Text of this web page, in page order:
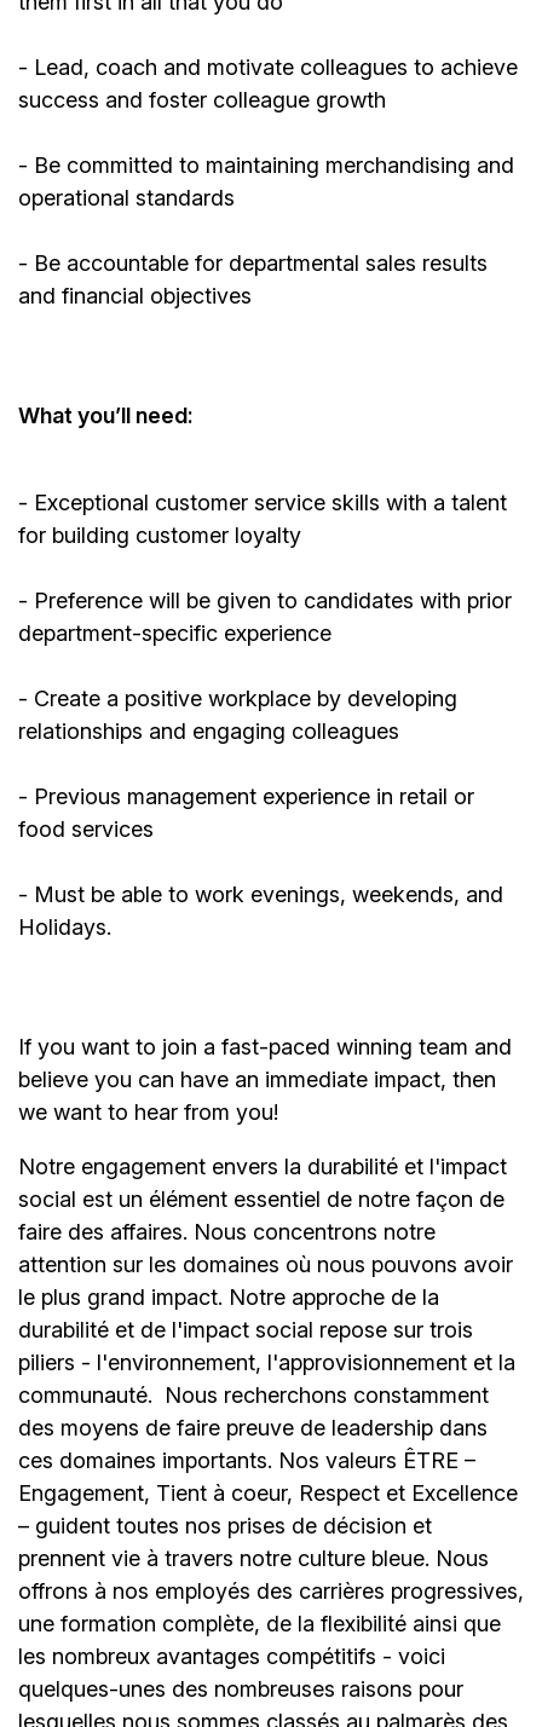
- Lead, coach and motivate colleagues to achieve
success and foster colleague growth
- Be committed to maintaining merchandising and
operational standards
- Be accountable for departmental sales results
and financial objectives
Whatyou’ll need:
- Exceptional customer service skills with a talent
for building customer loyalty
- Preference will be given to candidates with prior
department-specific experience
- Create a positive workplace by developing
relationships and engaging colleagues
- Previous management experience in retail or
food services
- Must be able to work evenings, weekends, and
Holidays.
If you want to join a fast-paced winning team and
believe you can have an immediate impact, then
we want to hear from you!
Notre engagement envers la durabilité et l'impact
social est un élément essentiel de notre façon de
faire des affaires. Nous concentrons notre
attention sur les domaines où nous pouvons avoir
le plus grand impact. Notre approche de la
durabilité et de l'impact social repose sur trois
piliers - l'environnement, l'approvisionnement et la
communauté.
Nous recherchons constamment
des moyens de faire preuve de leadership dans
ces domaines importants. Nos valeurs ÊTRE –
Engagement, Tient à coeur, Respect et Excellence
– guident toutes nos prises de décision et
prennent vie à travers notre culture bleue. Nous
offrons à nos employés des carrières progressives,
une formation complète, de la flexibilité ainsi que
les nombreux avantages compétitifs - voici
quelques-unes des nombreuses raisons pour